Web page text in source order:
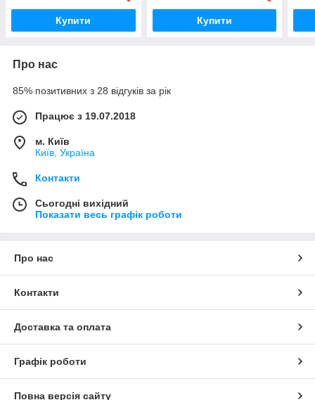
Купити Купити
Про нас
85% позитивних з 28 відгуків за рік
Працює з 19.07.2018
м. Київ
Київ, Україна
Контакти
Сьогодні вихідний
Показати весь графік роботи
Про нас
Контакти
Доставка та оплата
Графік роботи
Повна версія сайту